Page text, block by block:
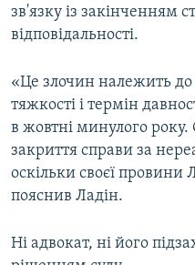
зв'язку із закінченням
відповідальності.
«Це злочин належить до
тяжкості і термін
в жовтні минулого
закриття справи за
оскільки своєї
пояснив Ладін.
Ні адвокат, ні його